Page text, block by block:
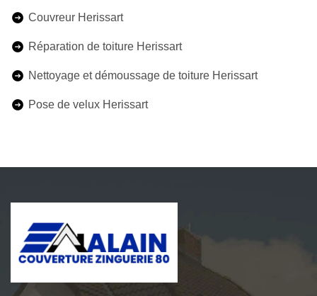
Couvreur Herissart
Réparation de toiture Herissart
Nettoyage et démoussage de toiture Herissart
Pose de velux Herissart